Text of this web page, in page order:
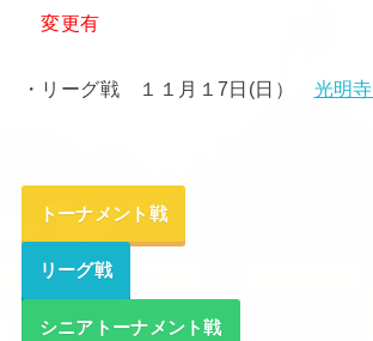
変更有
・リーグ戦 １１月１7日(日） 光明
トーナメント戦
リーグ戦
シニアトーナメント戦